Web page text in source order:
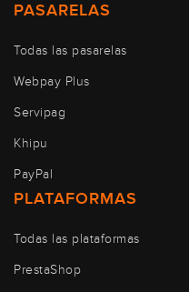
PASARELAS
Todas las pasarelas
Webpay Plus
Servipag
Khipu
PayPal
PLATAFORMAS
Todas las plataformas
PrestaShop